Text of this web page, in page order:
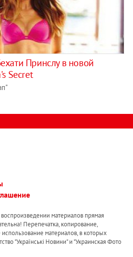
Принслу в новой
Secret
материалов прямая
Перепечатка, копирование,
материалов, в которых
"Українськi Новини" и "Украинская Фото